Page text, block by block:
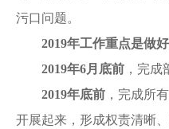
污口问题。
2019年工作重点是做
2019年6月底前 ，完
2019年底前 ，完成所
开展起来，形成权责清晰